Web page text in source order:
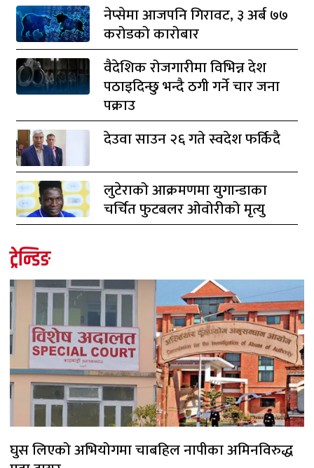
नेप्सेमा आजपनि गिरावट, ३ अर्ब ७७
करोडको कारोबार
वैदेशिक रोजगारीमा विभिन्न देश
पठाइदिन्छु भन्दै ठगी गर्ने चार जना
पक्राउ
देउवा साउन २६ गते स्वदेश फर्किदै
लुटेराको आक्रमणमा युगान्डाका
चर्चित फुटबलर ओवोरीको मृत्यु
ट्रेन्डिङ
घुस लिएको अभियोगमा चाबहिल नापीका अमिनविरुद्ध